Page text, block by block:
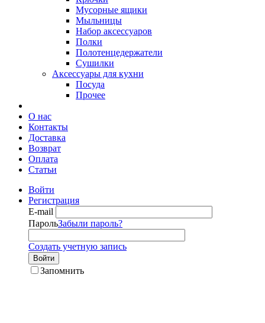
Мусорные ящики
Мыльницы
Набор аксессуаров
Полки
Полотенцедержатели
Сушилки
Аксессуары для кухни
Посуда
Прочее
О нас
Контакты
Доставка
Возврат
Оплата
Статьи
Войти
Регистрация
E-mail
ПарольЗабыли пароль?
Создать учетную запись
Войти
Запомнить